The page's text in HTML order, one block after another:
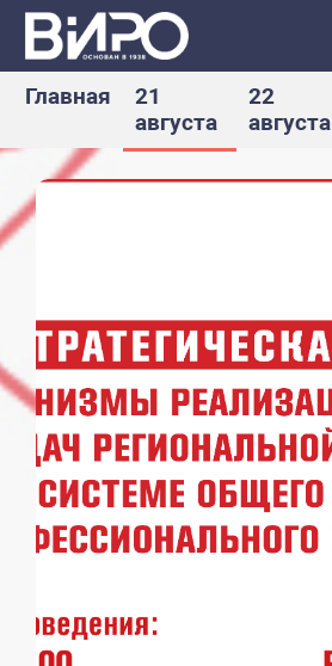
Главная
21
августа
22
августа